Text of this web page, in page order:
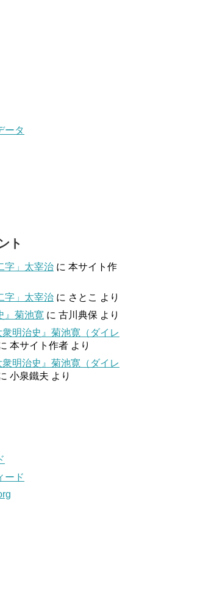
ータ
ト
字」太宰治 に 本サイト作
字」太宰治 に さとこ より
』菊池寛 に 古川典保 より
衆明治史』菊池寛（ダイレ
本サイト作者 より
衆明治史』菊池寛（ダイレ
小泉鐵夫 より
ード